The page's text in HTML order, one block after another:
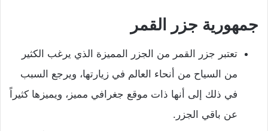
جمهورية جزر القمر
تعتبر جزر القمر من الجزر المميزة الذي يرغب الكثير
من السياح من أنحاء العالم في زيارتها، ويرجع السبب
في ذلك إلى أنها ذات موقع جغرافي مميز، ويميزها كثيراً
عن باقي الجزر.